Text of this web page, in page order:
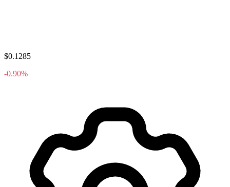
$0.1285
-0.90%